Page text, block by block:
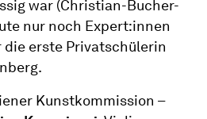
war (Christian-Bucher-
nur noch Expert:innen
die erste Privatschülerin
Kunstkommission –